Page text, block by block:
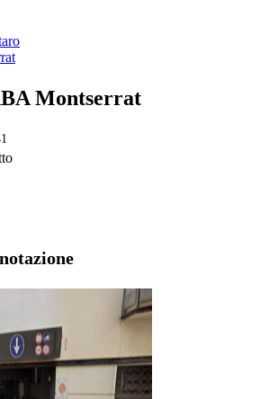
Montserrat